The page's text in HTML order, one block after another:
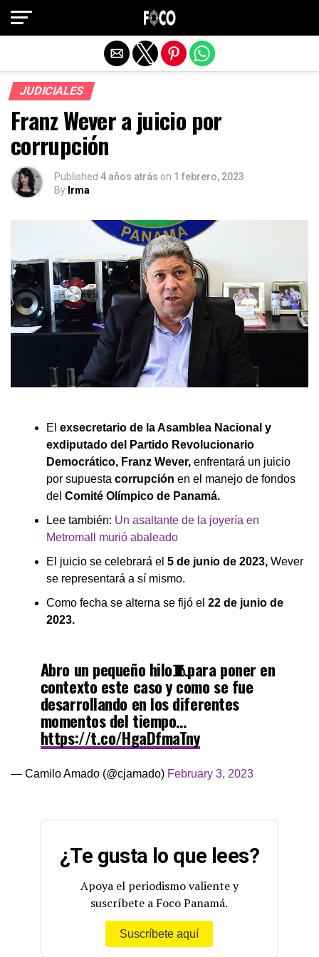
JUDICIALES
Franz Wever a juicio por
corrupción
Published 4 años atrás on 1 febrero, 2023
By Irma
El exsecretario de la Asamblea Nacional y
exdiputado del Partido Revolucionario
Democrático, Franz Wever, enfrentará un juicio
por supuesta corrupción en el manejo de fondos
del Comité Olímpico de Panamá.
Lee también: Un asaltante de la joyería en
Metromall murió abaleado
El juicio se celebrará el 5 de junio de 2023, Wever
se representará a sí mismo.
Como fecha se alterna se fijó el 22 de junio de
2023.
Abro un pequeño hilo🧵para poner en
contexto este caso y como se fue
desarrollando en los diferentes
momentos del tiempo…
https://t.co/HgaDfmaTny
— Camilo Amado (@cjamado) February 3, 2023
¿Te gusta lo que lees?
Apoya el periodismo valiente y
suscríbete a Foco Panamá.
Suscríbete aquí
Salir de la versión móvil